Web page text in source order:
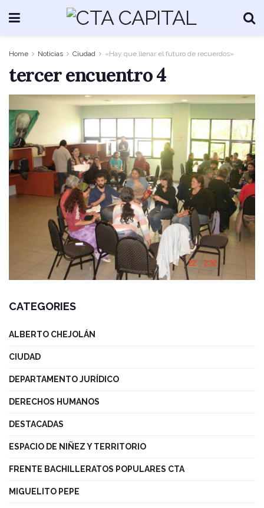
Home Noticias Ciudad «Hay que llenar el futuro de recuerdos»
tercer encuentro 4
CATEGORIES
ALBERTO CHEJOLÁN
CIUDAD
DEPARTAMENTO JURÍDICO
DERECHOS HUMANOS
DESTACADAS
ESPACIO DE NIÑEZ Y TERRITORIO
FRENTE BACHILLERATOS POPULARES CTA
MIGUELITO PEPE